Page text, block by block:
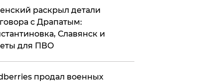
раскрыл детали
с Драпатым:
Славянск и
для ПВО
продал военных